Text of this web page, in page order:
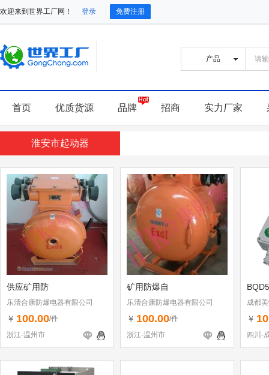
欢迎来到世界工厂网！ 登录 免费注册
首页 优质货源 品牌 招商 实力厂家
淮安市起动器
供应矿用防
乐清合康防爆电器有限公司
￥ 100.00/件
浙江-温州市
矿用防爆自
乐清合康防爆电器有限公司
￥ 100.00/件
浙江-温州市
成都
￥
四川-